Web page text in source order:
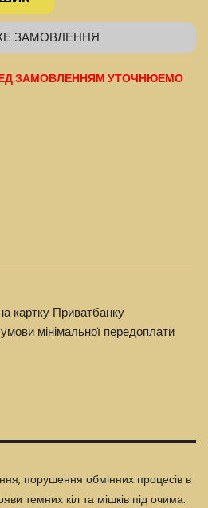
ЗАМОВЛЕННЯ
ЗАМОВЛЕННЯМ УТОЧНЮЕМО
картку Приватбанку
мінімальної передоплати
порушення обмінних процесів в
темних кіл та мішків під очима.